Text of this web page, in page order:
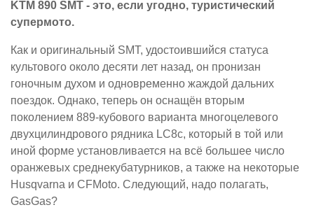
KTM 890 SMT - это, если угодно, туристический
супермото.
Как и оригинальный SMT, удостоившийся статуса
культового около десяти лет назад, он пронизан
гоночным духом и одновременно жаждой дальних
поездок. Однако, теперь он оснащён вторым
поколением 889-кубового варианта многоцелевого
двухцилиндрового рядника LC8c, который в той или
иной форме установливается на всё большее число
оранжевых среднекубатурников, а также на некоторые
Husqvarna и CFMoto. Следующий, надо полагать,
GasGas?